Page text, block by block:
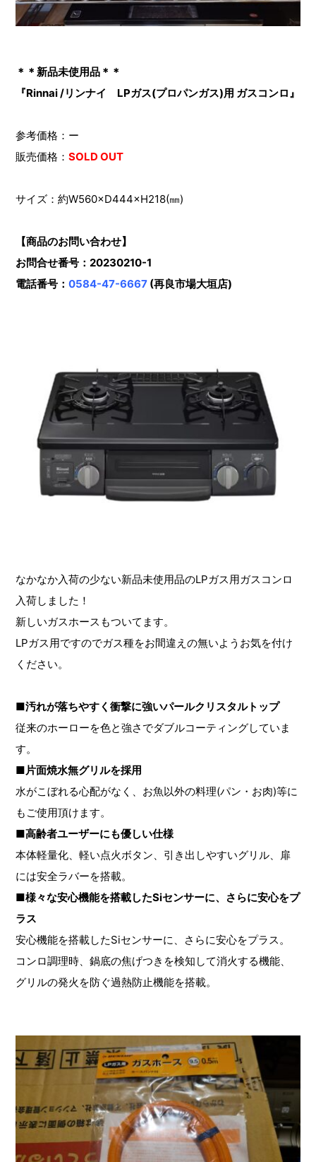
＊＊新品未使用品＊＊
『Rinnai /リンナイ LPガス(プロパンガス)用 ガスコンロ』
参考価格：ー
販売価格：SOLD OUT
サイズ：約W560×D444×H218(㎜)
【商品のお問い合わせ】
お問合せ番号：20230210-1
電話番号：0584-47-6667 (再良市場大垣店)
なかなか入荷の少ない新品未使用品のLPガス用ガスコンロ
入荷しました！
新しいガスホースもついてます。
LPガス用ですのでガス種をお間違えの無いようお気を付け
ください。
■汚れが落ちやすく衝撃に強いパールクリスタルトップ
従来のホーローを色と強さでダブルコーティングしていま
す。
■片面焼水無グリルを採用
水がこぼれる心配がなく、お魚以外の料理(パン・お肉)等に
もご使用頂けます。
■高齢者ユーザーにも優しい仕様
本体軽量化、軽い点火ボタン、引き出しやすいグリル、扉
には安全ラバーを搭載。
■様々な安心機能を搭載したSiセンサーに、さらに安心をプ
ラス
安心機能を搭載したSiセンサーに、さらに安心をプラス。
コンロ調理時、鍋底の焦げつきを検知して消火する機能、
グリルの発火を防ぐ過熱防止機能を搭載。